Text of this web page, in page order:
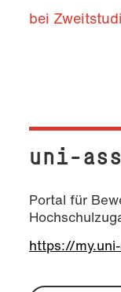
bei
uni-
Portal für
https://